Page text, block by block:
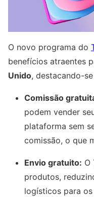
O novo programa do
benefícios atraentes
Unido, destacando-
Comissão
podem vender
plataforma sem
comissão, o que
Envio gratuito: O
produtos,
logísticos para